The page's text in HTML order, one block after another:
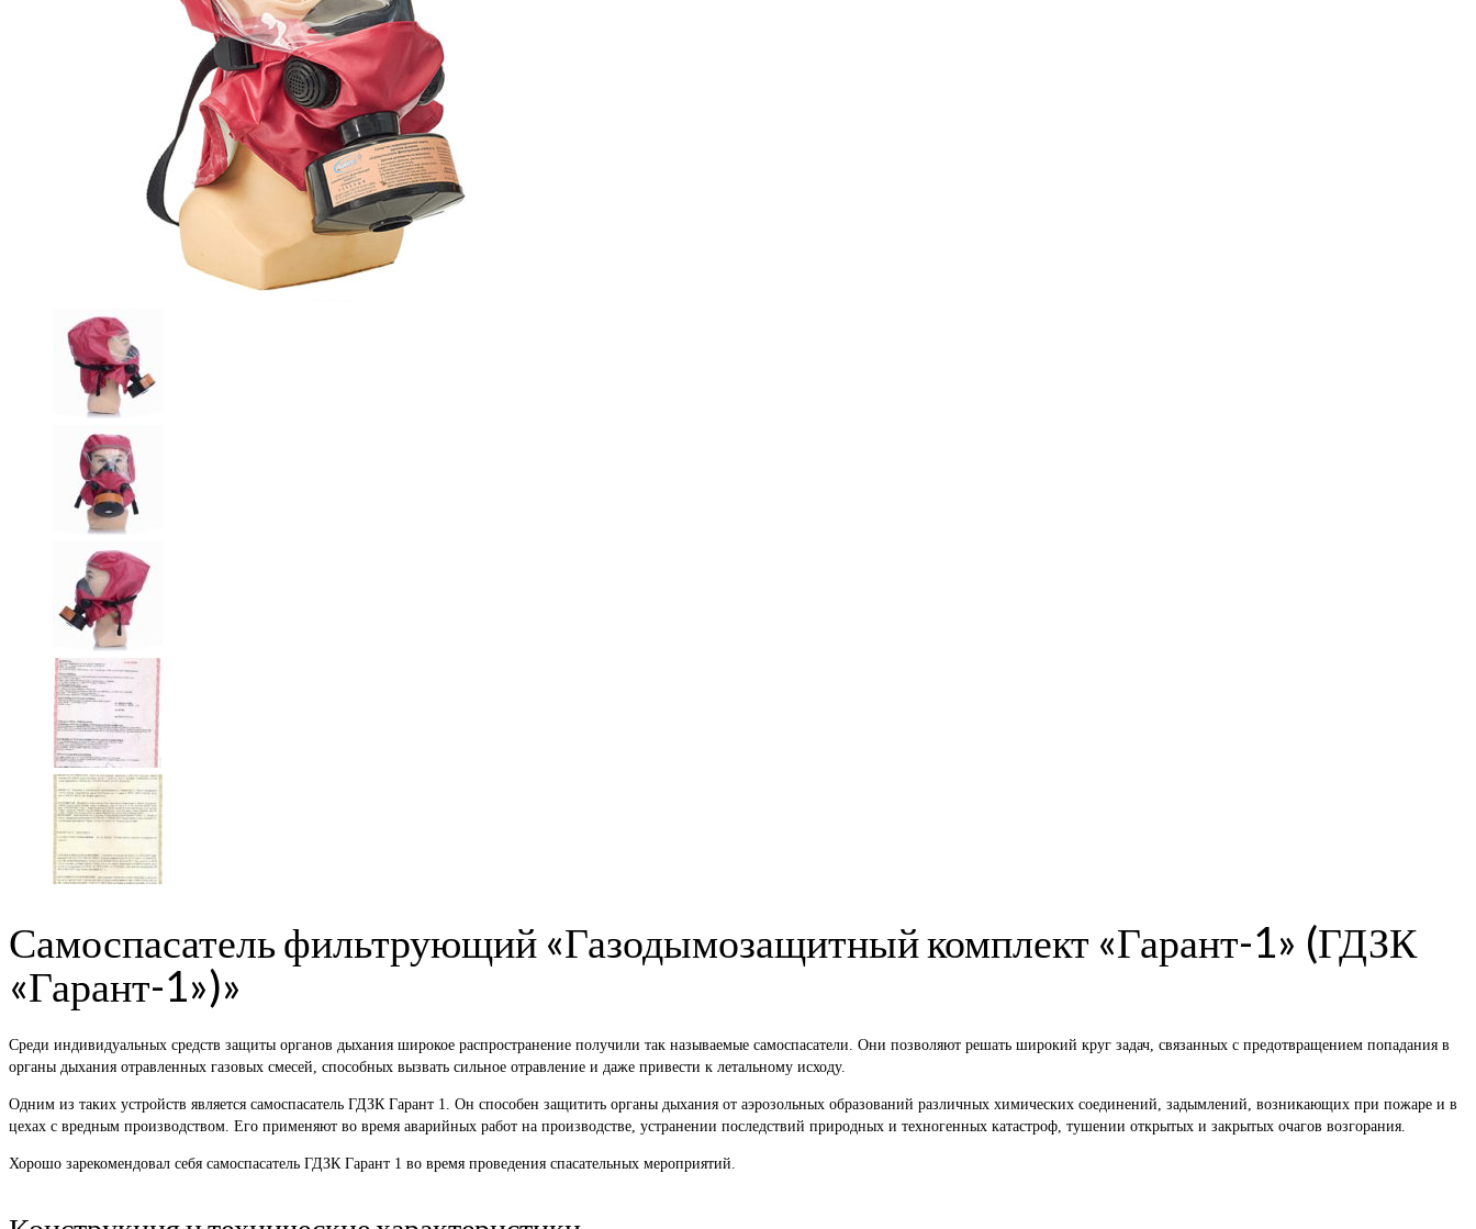
Самоспасатель фильтрующий «Газодымозащитный комплект «Гарант-1» (ГДЗК
«Гарант-1»)»
Среди индивидуальных средств защиты органов дыхания широкое распространение получили так называемые самоспасатели. Они позволяют решать широкий круг задач, связанных с предотвращением попадания в
органы дыхания отравленных газовых смесей, способных вызвать сильное отравление и даже привести к летальному исходу.
Одним из таких устройств является самоспасатель ГДЗК Гарант 1. Он способен защитить органы дыхания от аэрозольных образований различных химических соединений, задымлений, возникающих при пожаре и в
цехах с вредным производством. Его применяют во время аварийных работ на производстве, устранении последствий природных и техногенных катастроф, тушении открытых и закрытых очагов возгорания.
Хорошо зарекомендовал себя самоспасатель ГДЗК Гарант 1 во время проведения спасательных мероприятий.